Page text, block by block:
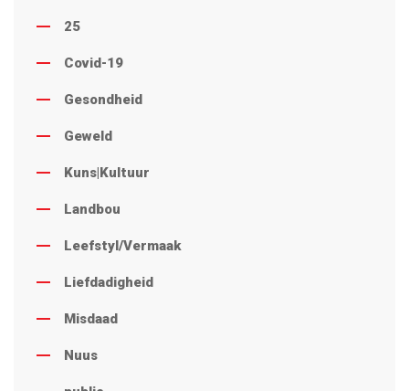
25
Covid-19
Gesondheid
Geweld
Kuns|Kultuur
Landbou
Leefstyl/Vermaak
Liefdadigheid
Misdaad
Nuus